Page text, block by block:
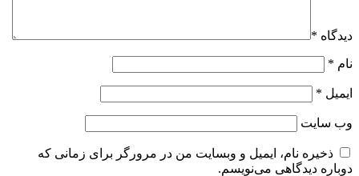
دیدگاه *
نام *
ایمیل *
وب‌ سایت
ذخیره نام، ایمیل و وبسایت من در مرورگر برای زمانی که
دوباره دیدگاهی می‌نویسم.